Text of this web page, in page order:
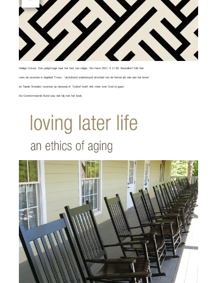
Heilige Onrust. Een pelgrimage naar het hart van religie. Ten Have 2017, € 17.90. Bestellen?Klik hier
Leesde recensie in dagblad Trouw: ‘uitstekend onderbouwd afscheid van de hemel als ode aan het leven’
enTaede Smedes’ recensieop nieuwwij.nl: ‘Geloof hoeft niet meer over God te gaan.’
De Gereformeerde Bond wasniet blij met het boek.